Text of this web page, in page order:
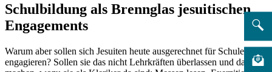
Schulbildung als Brennglas jesuitischen
Engagements
Warum aber sollen sich Jesuiten heute ausgerechnet für Schulen
engagieren? Sollen sie das nicht Lehrkräften überlassen und das